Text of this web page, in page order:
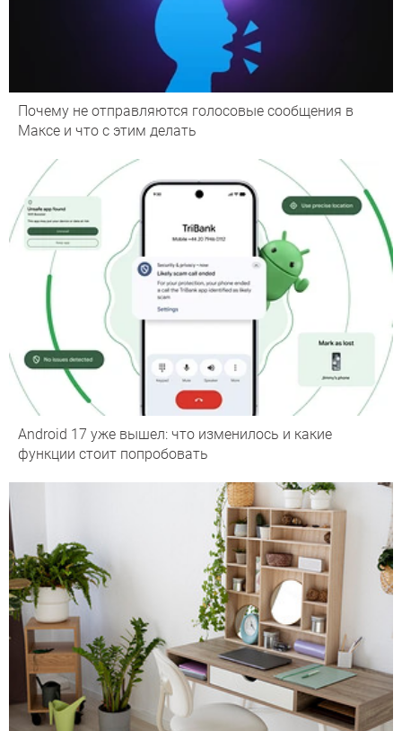
Почему не отправляются голосовые сообщения в
Максе и что с этим делать
Android 17 уже вышел: что изменилось и какие
функции стоит попробовать